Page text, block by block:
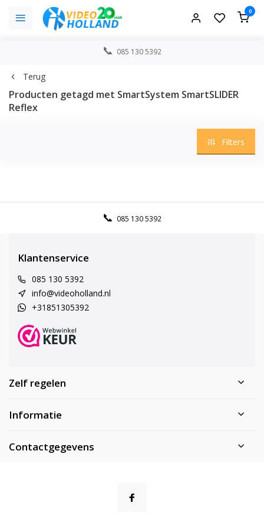
0
085 130 5392
Terug
Producten getagd met SmartSystem SmartSLIDER
Reflex
Filters
085 130 5392
Klantenservice
085 130 5392
info@videoholland.nl
+31851305392
Zelf regelen
Informatie
Contactgegevens